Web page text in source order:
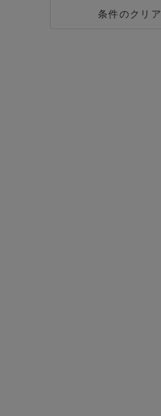
条件のクリア